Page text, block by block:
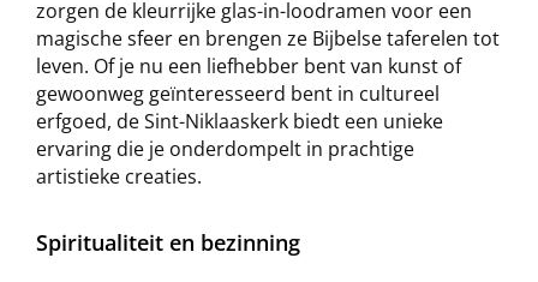
zorgen de kleurrijke glas-in-loodramen voor een
magische sfeer en brengen ze Bijbelse taferelen tot
leven. Of je nu een liefhebber bent van kunst of
gewoonweg geïnteresseerd bent in cultureel
erfgoed, de Sint-Niklaaskerk biedt een unieke
ervaring die je onderdompelt in prachtige
artistieke creaties.
Spiritualiteit en bezinning